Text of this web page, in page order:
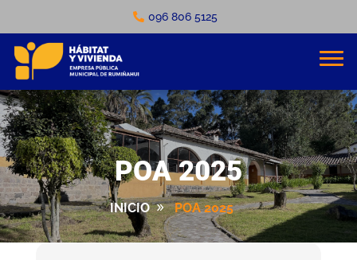
096 806 5125
POA 2025
INICIO POA 2025